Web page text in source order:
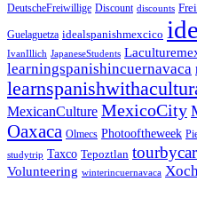
DeutscheFreiwillige Discount discounts
Guelaguetza idealspanishmexcico
IvanIllich JapaneseStudents
learningspanishincuernavaca
MexicanCulture MexicoCity
Oaxaca Olmecs Photooftheweek
studytrip Taxco Tepoztlan tourbycar
Volunteering winterincuernavaca